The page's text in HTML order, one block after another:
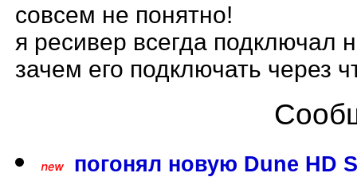
совсем не понятно!
я ресивер всегда подключал
зачем его подключать через
погонял новую Dune HD